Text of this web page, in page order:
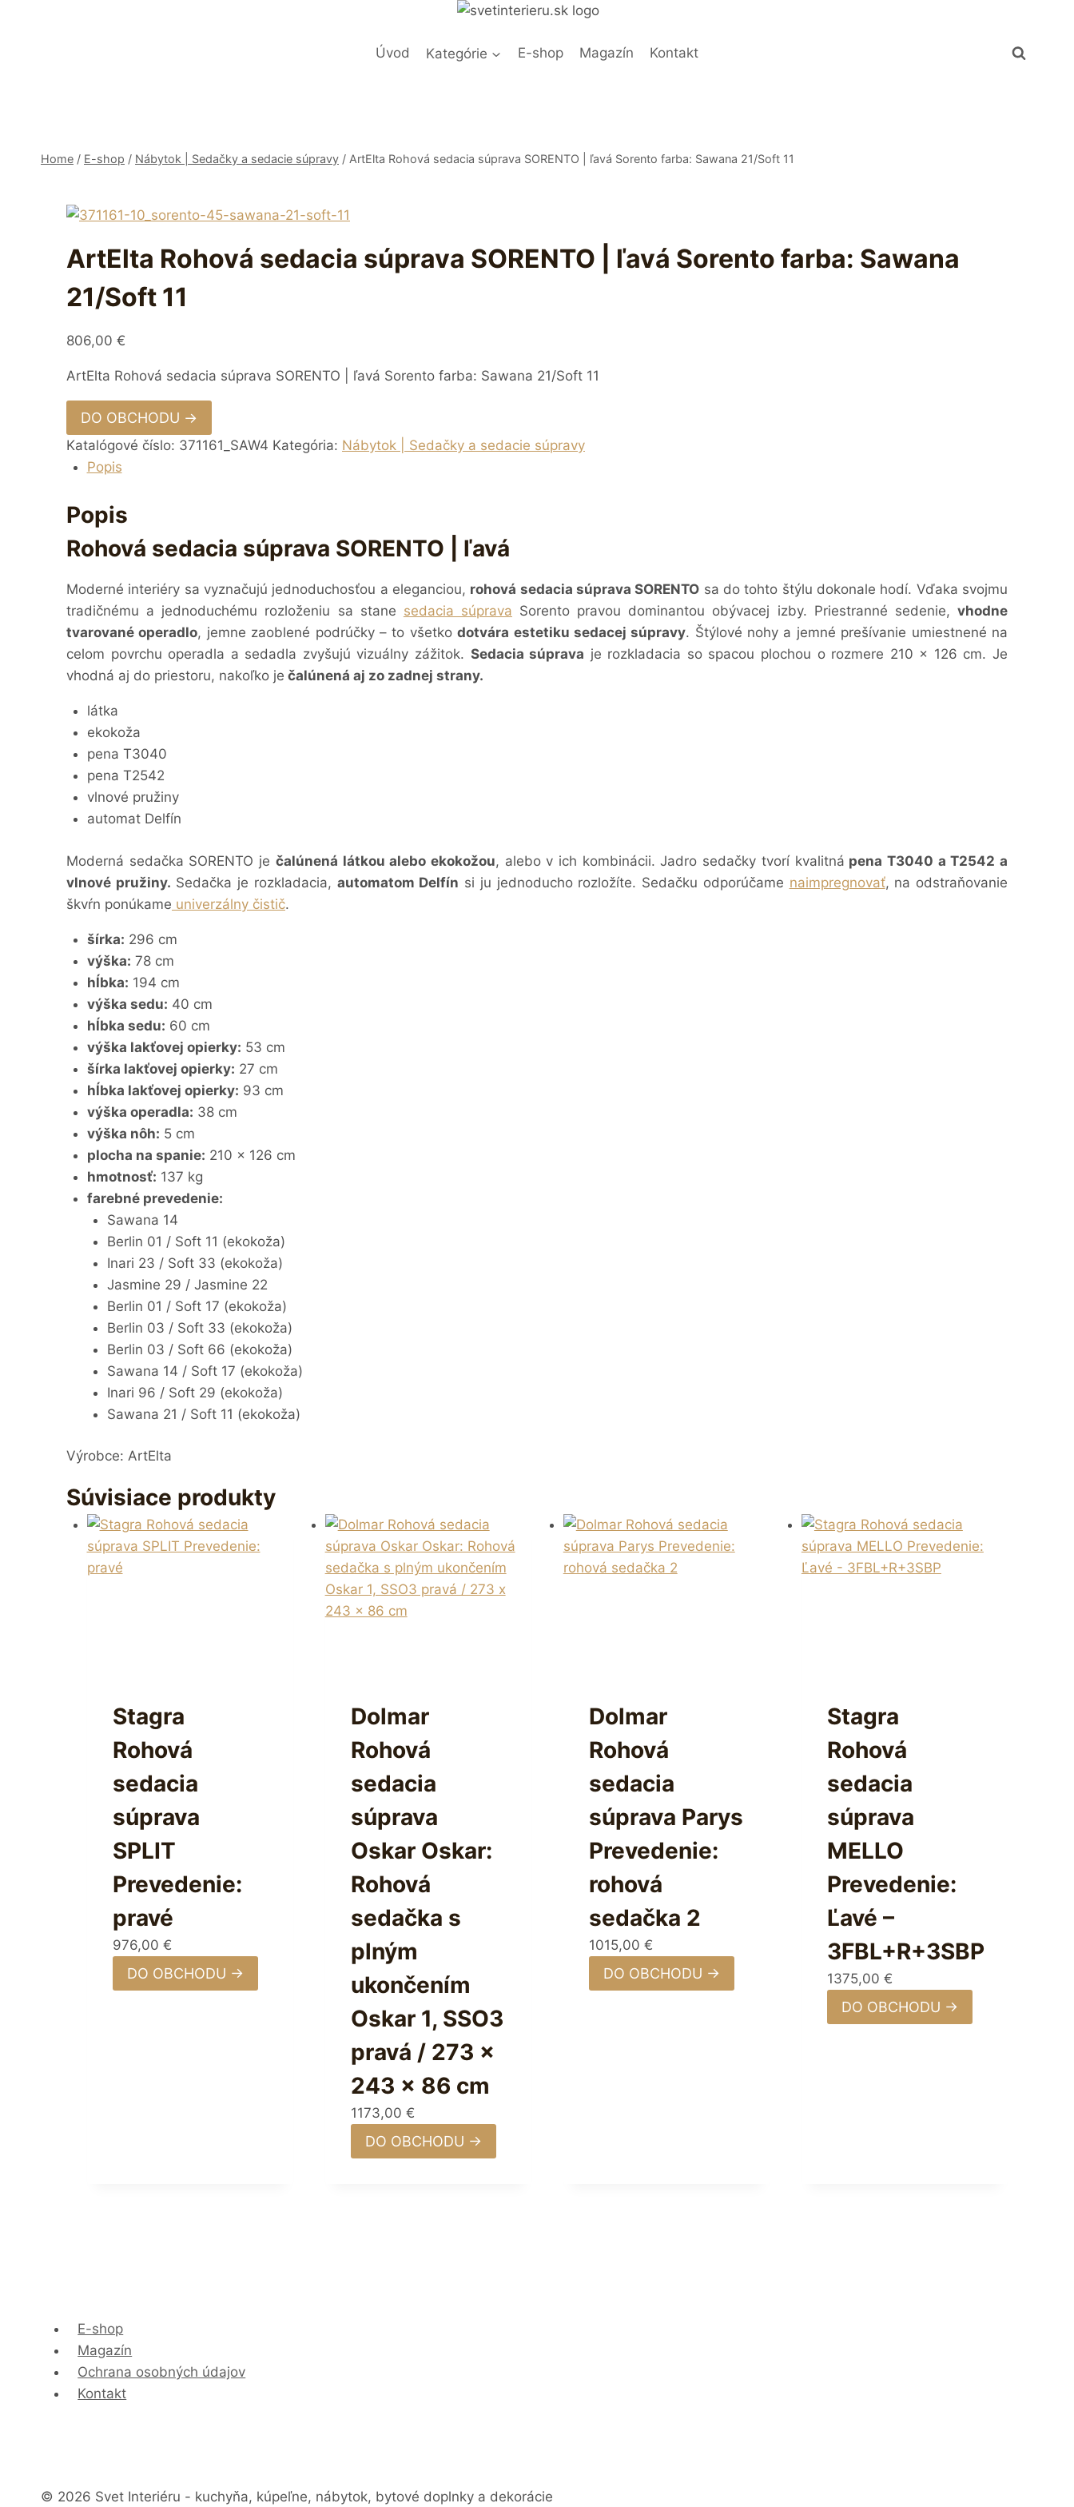
Úvod Kategórie E-shop Magazín Kontakt
Home / E-shop / Nábytok | Sedačky a sedacie súpravy / ArtElta Rohová sedacia súprava SORENTO | ľavá Sorento farba: Sawana 21/Soft 11
ArtElta Rohová sedacia súprava SORENTO | ľavá Sorento farba: Sawana
21/Soft 11
806,00 €
ArtElta Rohová sedacia súprava SORENTO | ľavá Sorento farba: Sawana 21/Soft 11
DO OBCHODU →
Katalógové číslo: 371161_SAW4 Kategória: Nábytok | Sedačky a sedacie súpravy
Popis
Popis
Rohová sedacia súprava SORENTO | ľavá
Moderné interiéry sa vyznačujú jednoduchosťou a eleganciou, rohová sedacia súprava SORENTO sa do tohto štýlu dokonale hodí. Vďaka svojmu
tradičnému a jednoduchému rozloženiu sa stane sedacia súprava Sorento pravou dominantou obývacej izby. Priestranné sedenie,vhodne
tvarované operadlo, jemne zaoblené podrúčky – to všetkodotvára estetiku sedacej súpravy. Štýlové nohy a jemné prešívanie umiestnené na
celom povrchu operadla a sedadla zvyšujú vizuálny zážitok. Sedacia súprava je rozkladacia so spacou plochou o rozmere 210 x 126 cm.Je
vhodná aj do priestoru, nakoľko je čalúnená aj zo zadnej strany.
látka
ekokoža
pena T3040
pena T2542
vlnové pružiny
automat Delfín
Moderná sedačka SORENTO je čalúnená látkou alebo ekokožou, alebo v ich kombinácii. Jadro sedačky tvorí kvalitná pena T3040 a T2542 a
vlnové pružiny. Sedačka je rozkladacia, automatom Delfín si ju jednoducho rozložíte. Sedačku odporúčame naimpregnovať, na odstraňovanie
škvŕn ponúkame univerzálny čistič.
šírka: 296 cm
výška: 78 cm
hĺbka: 194 cm
výška sedu: 40 cm
hĺbka sedu: 60 cm
výška lakťovej opierky: 53 cm
šírka lakťovej opierky: 27 cm
hĺbka lakťovej opierky: 93 cm
výška operadla: 38 cm
výška nôh: 5 cm
plocha na spanie: 210 x 126 cm
hmotnosť: 137 kg
farebné prevedenie:
Sawana 14
Berlin 01 / Soft 11 (ekokoža)
Inari 23 / Soft 33 (ekokoža)
Jasmine 29 / Jasmine 22
Berlin 01 / Soft 17 (ekokoža)
Berlin 03 / Soft 33 (ekokoža)
Berlin 03 / Soft 66 (ekokoža)
Sawana 14 / Soft 17 (ekokoža)
Inari 96 / Soft 29 (ekokoža)
Sawana 21 / Soft 11 (ekokoža)
Výrobce: ArtElta
Súvisiace produkty
Stagra
Rohová
sedacia
súprava
SPLIT
Prevedenie:
pravé
976,00 €
DO OBCHODU →
Dolmar
Rohová
sedacia
súprava
Oskar Oskar:
Rohová
sedačka s
plným
ukončením
Oskar 1, SSO3
pravá / 273 x
243 x 86 cm
1173,00 €
DO OBCHODU →
Dolmar
Rohová
sedacia
súprava Parys
Prevedenie:
rohová
sedačka 2
1015,00 €
DO OBCHODU →
Stagra
Rohová
sedacia
súprava
MELLO
Prevedenie:
Ľavé –
3FBL+R+3SBP
1375,00 €
DO OBCHODU →
E-shop
Magazín
Ochrana osobných údajov
Kontakt
© 2026 Svet Interiéru - kuchyňa, kúpeľne, nábytok, bytové doplnky a dekorácie